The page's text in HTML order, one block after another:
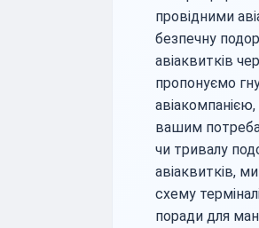
провідними
безпечну
авіаквитків
пропонуємо
вашим
чи тривалу
авіаквитків,
схему
поради для